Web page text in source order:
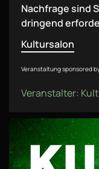
Nachfrage sind
dringend
Kultursalon
Veranstaltung sponsored
Veranstalter: